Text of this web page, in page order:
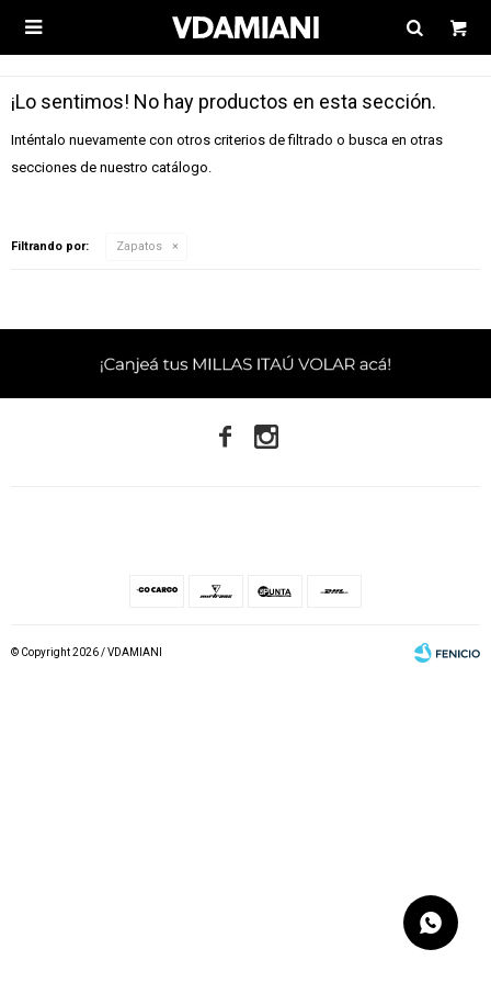

¡Lo sentimos! No hay productos en esta sección.
Inténtalo nuevamente con otros criterios de filtrado o busca en otras
secciones de nuestro catálogo.
Filtrando por: Zapatos
 
© Copyright 2026 / VDAMIANI